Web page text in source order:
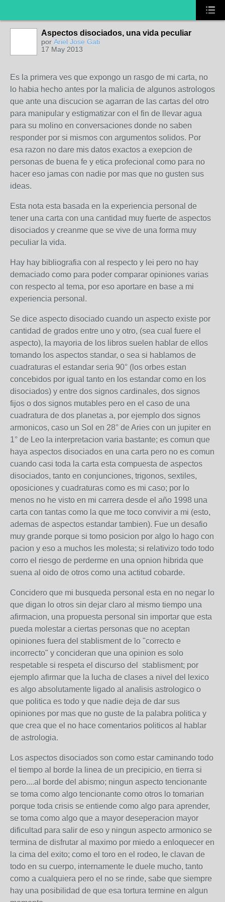
Aspectos disociados, una vida peculiar
por Ariel Jose Gati
17 May 2013
Es la primera ves que expongo un rasgo de mi carta, no
lo habia hecho antes por la malicia de algunos astrologos
que ante una discucion se agarran de las cartas del otro
para manipular y estigmatizar con el fin de llevar agua
para su molino en conversaciones donde no saben
responder por si mismos con argumentos solidos. Por
esa razon no dare mis datos exactos a exepcion de
personas de buena fe y etica profecional como para no
hacer eso jamas con nadie por mas que no gusten sus
ideas.
Esta nota esta basada en la experiencia personal de
tener una carta con una cantidad muy fuerte de aspectos
disociados y creanme que se vive de una forma muy
peculiar la vida.
Hay hay bibliografia con al respecto y lei pero no hay
demaciado como para poder comparar opiniones varias
con respecto al tema, por eso aportare en base a mi
experiencia personal.
Se dice aspecto disociado cuando un aspecto existe por
cantidad de grados entre uno y otro, (sea cual fuere el
aspecto), la mayoria de los libros suelen hablar de ellos
tomando los aspectos standar, o sea si hablamos de
cuadraturas el estandar seria 90° (los orbes estan
concebidos por igual tanto en los estandar como en los
disociados) y entre dos signos cardinales, dos signos
fijos o dos signos mutables pero en el caso de una
cuadratura de dos planetas a, por ejemplo dos signos
armonicos, caso un Sol en 28° de Aries con un jupiter en
1° de Leo la interpretacion varia bastante; es comun que
haya aspectos disociados en una carta pero no es comun
cuando casi toda la carta esta compuesta de aspectos
disociados, tanto en conjunciones, trigonos, sextiles,
oposiciones y cuadraturas como es mi caso; por lo
menos no he visto en mi carrera desde el año 1998 una
carta con tantas como la que me toco convivir a mi (esto,
ademas de aspectos estandar tambien). Fue un desafio
muy grande porque si tomo posicion por algo lo hago con
pacion y eso a muchos les molesta; si relativizo todo todo
corro el riesgo de perderme en una opnion hibrida que
suena al oido de otros como una actitud cobarde.
Concidero que mi busqueda personal esta en no negar lo
que digan lo otros sin dejar claro al mismo tiempo una
afirmacion, una propuesta personal sin importar que esta
pueda molestar a ciertas personas que no aceptan
opiniones fuera del stablisment de lo "correcto e
incorrecto" y concideran que una opinion es solo
respetable si respeta el discurso del stablisment; por
ejemplo afirmar que la lucha de clases a nivel del lexico
es algo absolutamente ligado al analisis astrologico o
que politica es todo y que nadie deja de dar sus
opiniones por mas que no guste de la palabra politica y
que crea que el no hace comentarios politicos al hablar
de astrologia.
Los aspectos disociados son como estar caminando todo
el tiempo al borde la linea de un precipicio, en tierra si
pero....al borde del abismo; ningun aspecto tencionante
se toma como algo tencionante como otros lo tomarian
porque toda crisis se entiende como algo para aprender,
se toma como algo que a mayor deseperacion mayor
dificultad para salir de eso y ningun aspecto armonico se
termina de disfrutar al maximo por miedo a enloquecer en
la cima del exito; como el toro en el rodeo, le clavan de
todo en su cuerpo, internamente le duele mucho, tanto
como a cualquiera pero el no se rinde, sabe que siempre
hay una posibilidad de que esa tortura termine en algun